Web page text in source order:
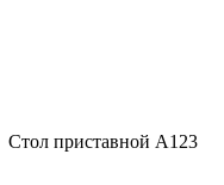
Стол приставной А123